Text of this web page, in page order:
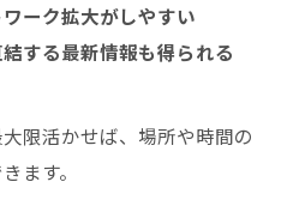
ーク拡大がしやすい
する最新情報も得られる
限活かせば、場所や時間の
ます。